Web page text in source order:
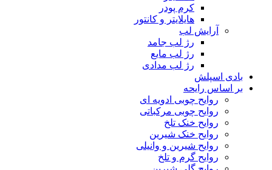
کرم پودر
هایلایتر و کانتور
آرایش لب
رژ لب جامد
رژ لب مایع
رژ لب مدادی
بادی اسپلش
بر اساس رایحه
روایح چوبی ادویه ای
روایح چوبی مرکباتی
روایح خنک تلخ
روایح خنک شیرین
روایح شیرین و وانیلی
روایح گرم و تلخ